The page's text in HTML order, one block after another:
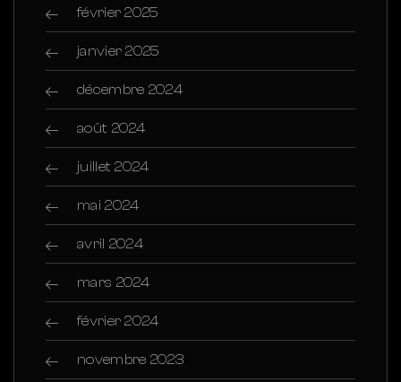
février 2025
janvier 2025
décembre 2024
août 2024
juillet 2024
mai 2024
avril 2024
mars 2024
février 2024
novembre 2023